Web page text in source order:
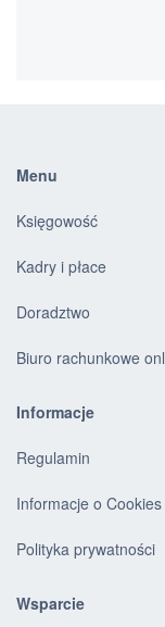
Menu
Księgowość
Kadry i płace
Doradztwo
Biuro rachunkowe
Informacje
Regulamin
Informacje o Cookies
Polityka prywatności
Wsparcie